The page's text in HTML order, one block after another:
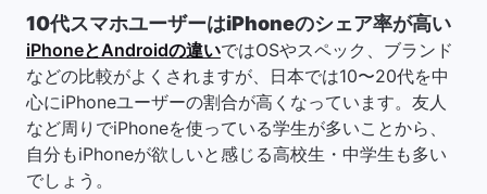
10代スマホユーザーはiPhoneのシェア率が高い
iPhoneとAndroidの違いではOSやスペック、ブランド
などの比較がよくされますが、日本では10〜20代を中
心にiPhoneユーザーの割合が高くなっています。友人
など周りでiPhoneを使っている学生が多いことから、
自分もiPhoneが欲しいと感じる高校生・中学生も多い
でしょう。